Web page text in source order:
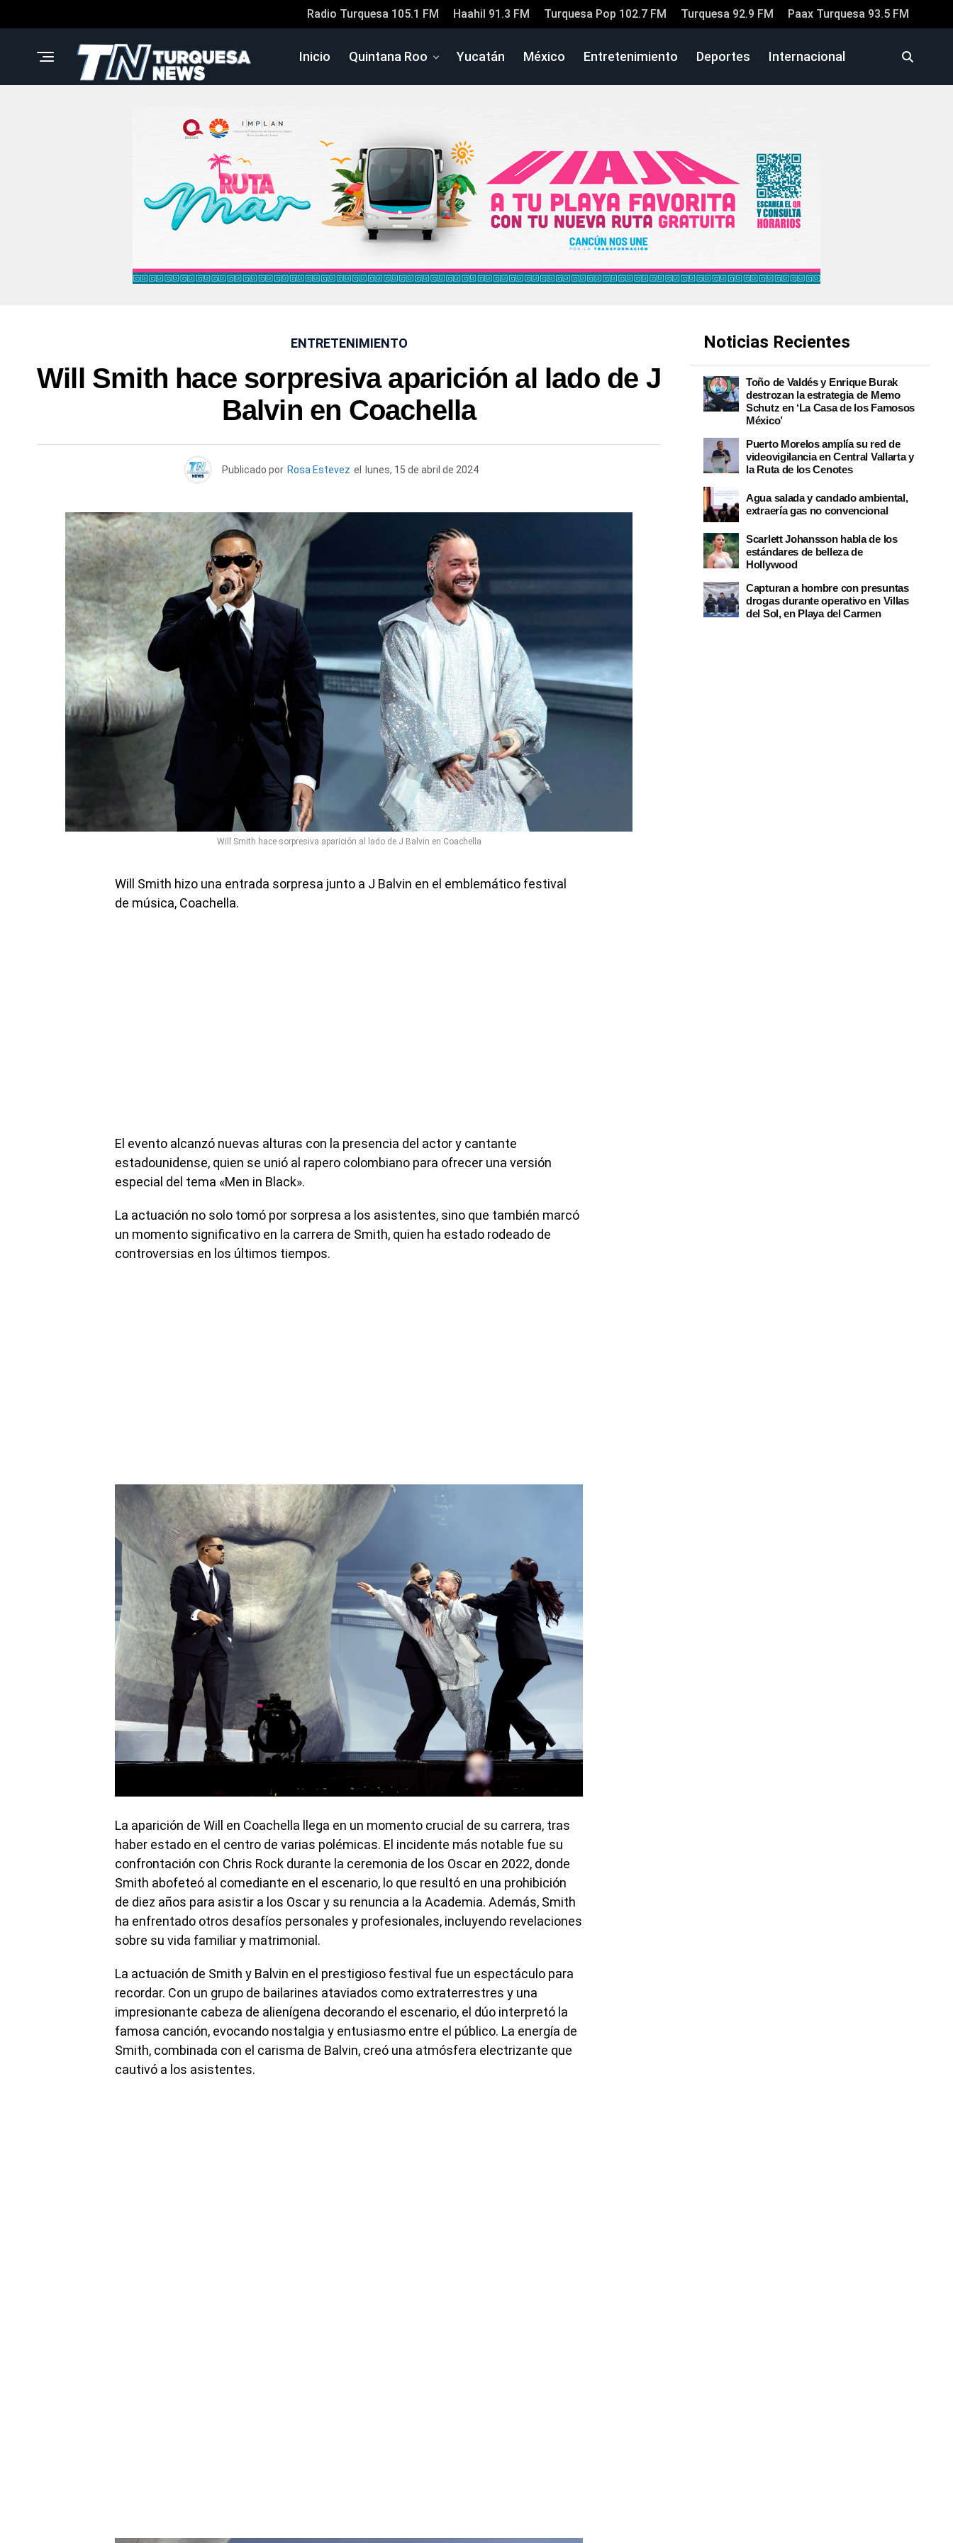
Radio Turquesa 105.1 FM Haahil 91.3 FM Turquesa Pop 102.7 FM Turquesa 92.9 FM Paax Turquesa 93.5 FM
Inicio Quintana Roo Yucatán México Entretenimiento Deportes Internacional
ENTRETENIMIENTO
Will Smith hace sorpresiva aparición al lado de J
Balvin en Coachella
Publicado por Rosa Estevez el lunes, 15 de abril de 2024
Will Smith hace sorpresiva aparición al lado de J Balvin en Coachella
Will Smith hizo una entrada sorpresa junto a J Balvin en el emblemático festival
de música, Coachella.
El evento alcanzó nuevas alturas con la presencia del actor y cantante
estadounidense, quien se unió al rapero colombiano para ofrecer una versión
especial del tema «Men in Black».
La actuación no solo tomó por sorpresa a los asistentes, sino que también marcó
un momento significativo en la carrera de Smith, quien ha estado rodeado de
controversias en los últimos tiempos.
La aparición de Will en Coachella llega en un momento crucial de su carrera, tras
haber estado en el centro de varias polémicas. El incidente más notable fue su
confrontación con Chris Rock durante la ceremonia de los Oscar en 2022, donde
Smith abofeteó al comediante en el escenario, lo que resultó en una prohibición
de diez años para asistir a los Oscar y su renuncia a la Academia. Además, Smith
ha enfrentado otros desafíos personales y profesionales, incluyendo revelaciones
sobre su vida familiar y matrimonial.
La actuación de Smith y Balvin en el prestigioso festival fue un espectáculo para
recordar. Con un grupo de bailarines ataviados como extraterrestres y una
impresionante cabeza de alienígena decorando el escenario, el dúo interpretó la
famosa canción, evocando nostalgia y entusiasmo entre el público. La energía de
Smith, combinada con el carisma de Balvin, creó una atmósfera electrizante que
cautivó a los asistentes.
Noticias Recientes
Toño de Valdés y Enrique Burak
destrozan la estrategia de Memo
Schutz en ‘La Casa de los Famosos
México’
Puerto Morelos amplía su red de
videovigilancia en Central Vallarta y
la Ruta de los Cenotes
Agua salada y candado ambiental,
extraería gas no convencional
Scarlett Johansson habla de los
estándares de belleza de
Hollywood
Capturan a hombre con presuntas
drogas durante operativo en Villas
del Sol, en Playa del Carmen